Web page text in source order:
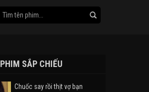
PHIM SẮP CHIẾU
Chuốc say rồi thịt vợ bạn